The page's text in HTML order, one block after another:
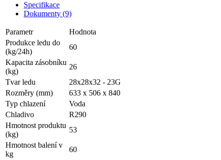
Specifikace
Dokumenty (9)
Parametr
Hodnota
Produkce ledu do
(kg/24h)
60
Kapacita zásobníku
(kg)
26
Tvar ledu
28x28x32 - 23G
Rozměry (mm)
633 x 506 x 840
Typ chlazení
Voda
Chladivo
R290
Hmotnost produktu
(kg)
53
Hmotnost balení v
kg
60